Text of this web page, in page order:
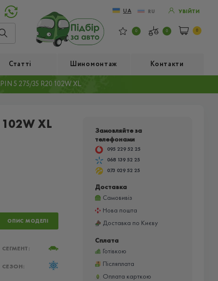
UA RU УВІЙТИ
0 0 0
Статті Шиномонтаж Контакти
5 275/35 R20 102W XL
XL
ОПИС МОДЕЛІ
СЕГМЕНТ:
СЕЗОН:
Замовляйте за
телефонами
095 229 52 25
068 139 52 25
073 029 52 25
Доставка
Самовивіз
Нова пошта
Доставка по Києву
Сплата
Готівкою
Післяплата
Оплата карткою